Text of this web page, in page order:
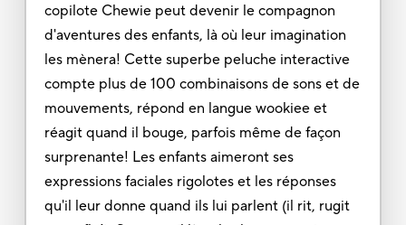
copilote Chewie peut devenir le compagnon
d'aventures des enfants, là où leur imagination
les mènera! Cette superbe peluche interactive
compte plus de 100 combinaisons de sons et de
mouvements, répond en langue wookiee et
réagit quand il bouge, parfois même de façon
surprenante! Les enfants aimeront ses
expressions faciales rigolotes et les réponses
qu'il leur donne quand ils lui parlent (il rit, rugit